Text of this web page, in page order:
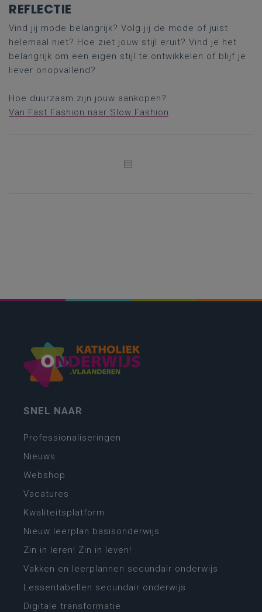
REFLECTIE
Vind jij mode belangrijk? Volg jij de mode of juist
helemaal niet? Hoe ziet jouw stijl eruit? Vind je het
belangrijk om een eigen stijl te ontwikkelen of blijf je
liever onopvallend?
Hoe duurzaam zijn jouw aankopen?
Van Fast Fashion naar Slow Fashion
SNEL NAAR
Professionaliseringen
Nieuws
Webshop
Vacatures
Kwaliteitsplatform
Nieuw leerplan basisonderwijs
Zin in leren! Zin in leven!
Vakken en leerplannen secundair onderwijs
Lessentabellen secundair onderwijs
Digitale transformatie